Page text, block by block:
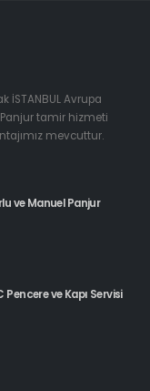
İSTANBUL Avrupa
tamir hizmeti
mevcuttur.
ve Manuel Panjur
ve Kapı Servisi